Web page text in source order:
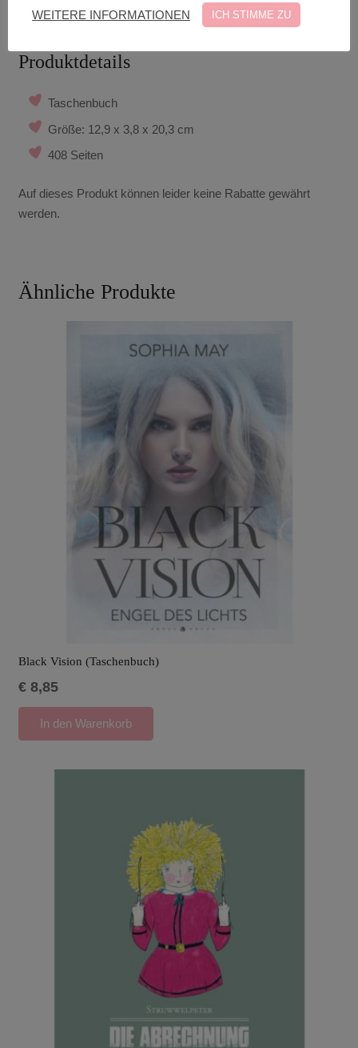
Trennung geführt haben.
Produktdetails
Taschenbuch
Größe: 12,9 x 3,8 x 20,3 cm
408 Seiten
Auf dieses Produkt können leider keine Rabatte gewährt
werden.
Ähnliche Produkte
Black Vision (Taschenbuch)
€8,85
In den Warenkorb
WEITERE INFORMATIONEN ICH STIMME ZU